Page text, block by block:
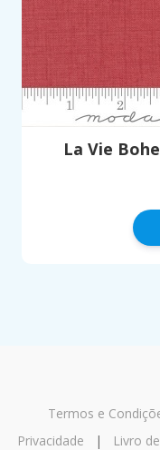
La Vie
Termos e
Privacidade | Livro